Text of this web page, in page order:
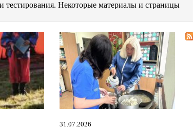
тестирования. Некоторые материалы и страницы
31.07.2026